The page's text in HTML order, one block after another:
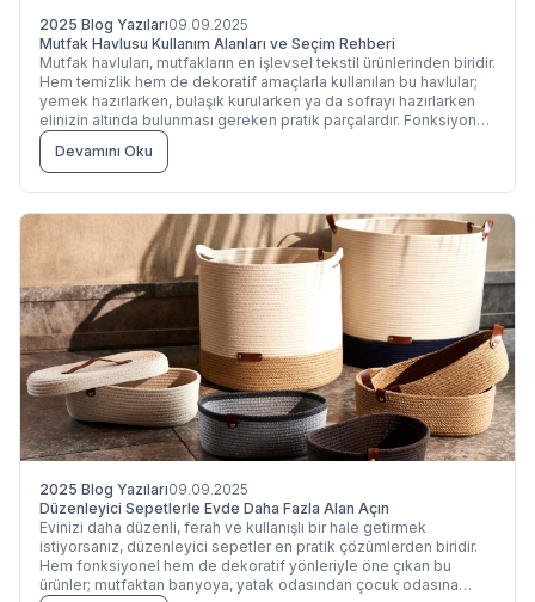
2025 Blog Yazıları09.09.2025
Mutfak Havlusu Kullanım Alanları ve Seçim Rehberi
Mutfak havluları, mutfakların en işlevsel tekstil ürünlerinden biridir.
Hem temizlik hem de dekoratif amaçlarla kullanılan bu havlular;
yemek hazırlarken, bulaşık kurularken ya da sofrayı hazırlarken
elinizin altında bulunması gereken pratik parçalardır. Fonksiyonel
olmanın ötesinde, desenleri ve dokusuyla mutfağın genel
estetiğine katkıda bulunurlar.
Devamını Oku
2025 Blog Yazıları09.09.2025
Düzenleyici Sepetlerle Evde Daha Fazla Alan Açın
Evinizi daha düzenli, ferah ve kullanışlı bir hale getirmek
istiyorsanız, düzenleyici sepetler en pratik çözümlerden biridir.
Hem fonksiyonel hem de dekoratif yönleriyle öne çıkan bu
ürünler; mutfaktan banyoya, yatak odasından çocuk odasına